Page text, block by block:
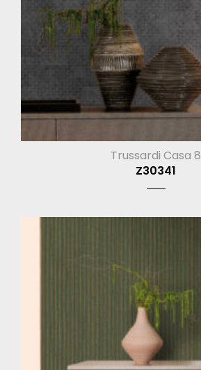
Trussardi Casa 8
Z30341